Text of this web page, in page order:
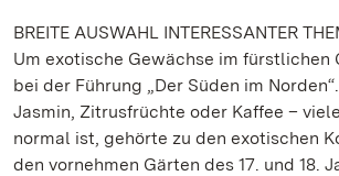
BREITE AUSWAHL INTERESSANTER
Um exotische Gewächse im fürstlichen
bei der Führung „Der Süden im
Jasmin, Zitrusfrüchte oder Kaffee –
normal ist, gehörte zu den exotischen
den vornehmen Gärten des 17. und 18.